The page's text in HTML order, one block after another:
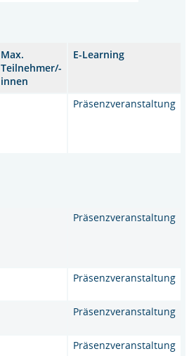
Max.
Teilnehmer/-
innen
E-Learning
Präsenzveranstaltung
Präsenzveranstaltung
Präsenzveranstaltung
Präsenzveranstaltung
Präsenzveranstaltung